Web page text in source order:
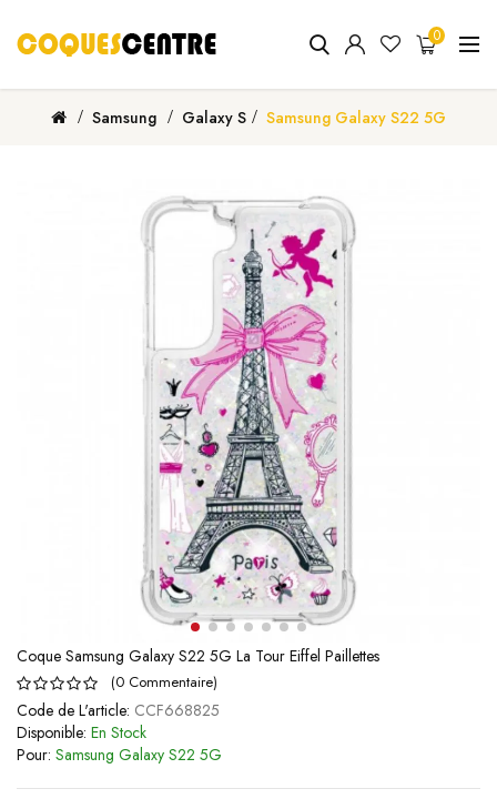
0
Samsung Galaxy S Samsung Galaxy S22 5G
Coque Samsung Galaxy S22 5G La Tour Eiffel Paillettes
(0 Commentaire)
Code de L'article: CCF668825
Disponible: En Stock
Pour: Samsung Galaxy S22 5G